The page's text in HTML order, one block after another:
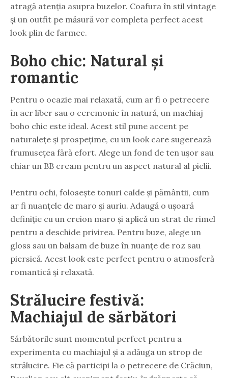
atragă atenția asupra buzelor. Coafura în stil vintage
și un outfit pe măsură vor completa perfect acest
look plin de farmec.
Boho chic: Natural și
romantic
Pentru o ocazie mai relaxată, cum ar fi o petrecere
în aer liber sau o ceremonie în natură, un machiaj
boho chic este ideal. Acest stil pune accent pe
naturalețe și prospețime, cu un look care sugerează
frumusețea fără efort. Alege un fond de ten ușor sau
chiar un BB cream pentru un aspect natural al pielii.
Pentru ochi, folosește tonuri calde și pământii, cum
ar fi nuanțele de maro și auriu. Adaugă o ușoară
definiție cu un creion maro și aplică un strat de rimel
pentru a deschide privirea. Pentru buze, alege un
gloss sau un balsam de buze în nuanțe de roz sau
piersică. Acest look este perfect pentru o atmosferă
romantică și relaxată.
Strălucire festivă:
Machiajul de sărbători
Sărbătorile sunt momentul perfect pentru a
experimenta cu machiajul și a adăuga un strop de
strălucire. Fie că participi la o petrecere de Crăciun,